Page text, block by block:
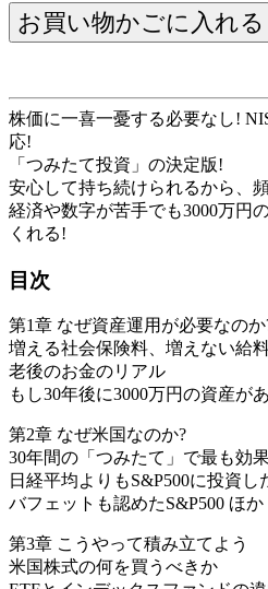
株価に一喜一憂する必要なし!
応!
「つみたて投資」の決定版!
安心して持ち続けられるから、
経済や数字が苦手でも3000万円
くれる!
目次
第1章 なぜ資産運用が必要なのか
増える社会保険料、増えない給
老後のお金のリアル
もし30年後に3000万円の資産が
第2章 なぜ米国なのか?
30年間の「つみたて」で最も効
日経平均よりもS&P500に投資
バフェットも認めたS&P500 ほか
第3章 こうやって積み立てよう
米国株式の何を買うべきか